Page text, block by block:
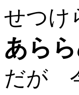
せつけ
あら
だが